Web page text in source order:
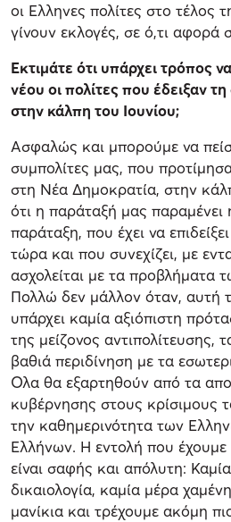
οι Ελληνες πολίτες στο τέλος
γίνουν εκλογές, σε ό,τι αφορά
Εκτιμάτε ότι υπάρχει τρόπος
νέου οι πολίτες που έδειξαν
στην κάλπη του Ιουνίου;
Ασφαλώς και μπορούμε να
συμπολίτες μας, που
στη Νέα Δημοκρατία, στην
ότι η παράταξή μας παραμένει
παράταξη, που έχει να
τώρα και που συνεχίζει, με
ασχολείται με τα προβλήματα
Πολλώ δεν μάλλον όταν, αυτή
υπάρχει καμία αξιόπιστη
της μείζονος αντιπολίτευσης,
βαθιά περιδίνηση με τα
Ολα θα εξαρτηθούν από τα
κυβέρνησης στους κρίσιμους
την καθημερινότητα των
Ελλήνων. Η εντολή που
είναι σαφής και απόλυτη:
δικαιολογία, καμία μέρα
μανίκια και τρέχουμε ακόμη